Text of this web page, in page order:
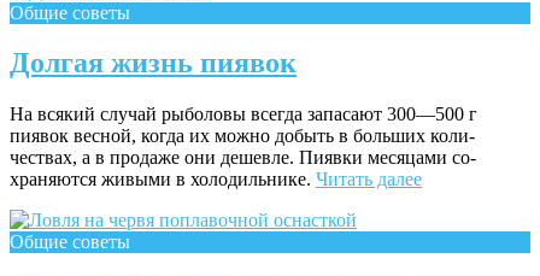
Общие советы
Долгая жизнь пиявок
На всякий случай рыболовы всегда запасают 300—500 г
пиявок весной, когда их можно добыть в больших коли­
чествах, а в продаже они дешевле. Пиявки месяцами со­
храняются живыми в холодильнике. Читать далее
Общие советы